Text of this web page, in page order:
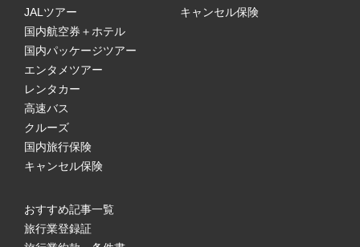
JALツアー
国内航空券＋ホテル
国内パッケージツアー
エンタメツアー
レンタカー
高速バス
クルーズ
国内旅行保険
キャンセル保険
キャンセル保険
おすすめ記事一覧
旅行業登録証